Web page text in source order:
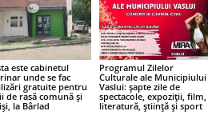
este cabinetul
unde se fac
gratuite pentru
de rasă comună și
la Bârlad
Programul Zilelor
Culturale ale Municipiului
Vaslui: șapte zile de
spectacole, expoziții, film,
literatură, știință și sport